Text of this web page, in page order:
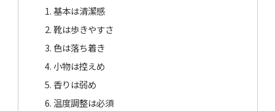
基本は清潔感
靴は歩きやすさ
色は落ち着き
小物は控えめ
香りは弱め
温度調整は必須